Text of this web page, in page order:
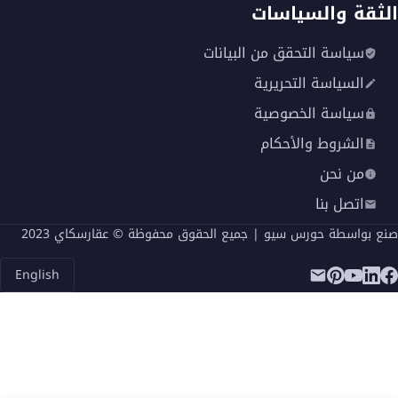
أما عن أهم المميزات التي يوفرها المطور العقاري في
مشروعه كمبوند El Patio Oro القاهرة الجديدة فمن
أبرزهم يأتي:
الثقة والسياسات
سياسة التحقق من البيانات
السياسة التحريرية
سياسة الخصوصية
الشروط والأحكام
من نحن
اتصل بنا
صنع بواسطة حورس سيو | جميع الحقوق محفوظة © عقارسكاي 2023
English